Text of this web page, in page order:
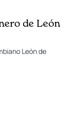
de León
León de